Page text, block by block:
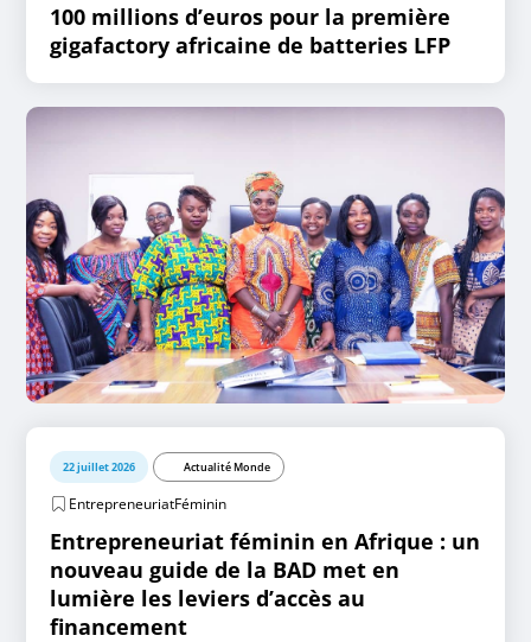
100 millions d’euros pour la première
gigafactory africaine de batteries LFP
22 juillet 2026 Actualité Monde
EntrepreneuriatFéminin
Entrepreneuriat féminin en Afrique : un
nouveau guide de la BAD met en
lumière les leviers d’accès au
financement